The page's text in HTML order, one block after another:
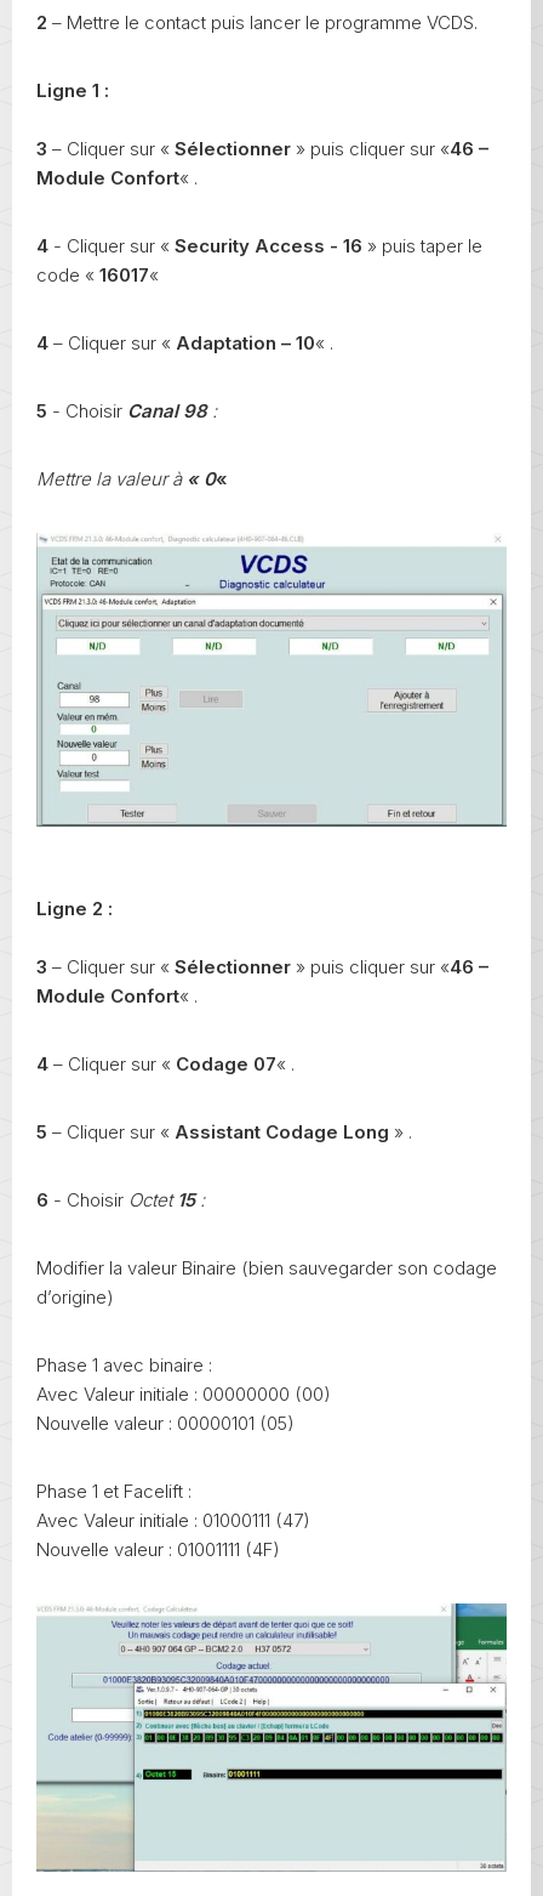
2 – Mettre le contact puis lancer le programme VCDS.
Ligne 1 :
3 – Cliquer sur « Sélectionner » puis cliquer sur «46 –
Module Confort« .
4 - Cliquer sur « Security Access - 16 » puis taper le
code « 16017«
4 – Cliquer sur « Adaptation – 10« .
5 - Choisir Canal 98:
Mettre la valeur à « 0«
Ligne 2 :
3 – Cliquer sur « Sélectionner » puis cliquer sur «46 –
Module Confort« .
4 – Cliquer sur « Codage 07« .
5 – Cliquer sur « Assistant Codage Long » .
6 - Choisir Octet 15:
Modifier la valeur Binaire (bien sauvegarder son codage
d’origine)
Phase 1 avec binaire :
Avec Valeur initiale : 00000000 (00)
Nouvelle valeur : 00000101 (05)
Phase 1 et Facelift :
Avec Valeur initiale : 01000111 (47)
Nouvelle valeur : 01001111 (4F)